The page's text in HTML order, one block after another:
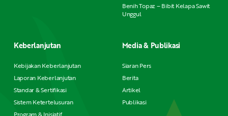
Benih Topaz – Bibit Kelapa Sawit
Unggul
Keberlanjutan
Kebijakan Keberlanjutan
Laporan Keberlanjutan
Standar & Sertifikasi
Sistem Ketertelusuran
Media & Publikasi
Siaran Pers
Berita
Artikel
Publikasi